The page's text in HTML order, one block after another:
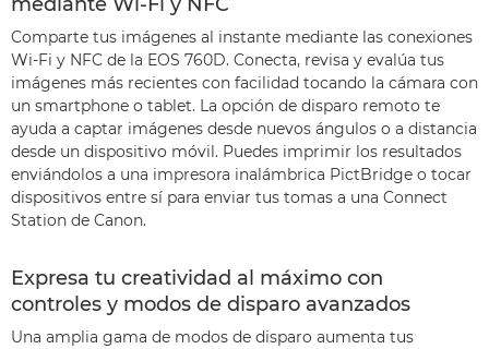
Comparte tus imágenes al instante mediante las conexiones
Wi-Fi y NFC de la EOS 760D. Conecta, revisa y evalúa tus
imágenes más recientes con facilidad tocando la cámara con
un smartphone o tablet. La opción de disparo remoto te
ayuda a captar imágenes desde nuevos ángulos o a distancia
desde un dispositivo móvil. Puedes imprimir los resultados
enviándolos a una impresora inalámbrica PictBridge o tocar
dispositivos entre sí para enviar tus tomas a una Connect
Station de Canon.
Expresa tu creatividad al máximo con
controles y modos de disparo avanzados
Una amplia gama de modos de disparo aumenta tus